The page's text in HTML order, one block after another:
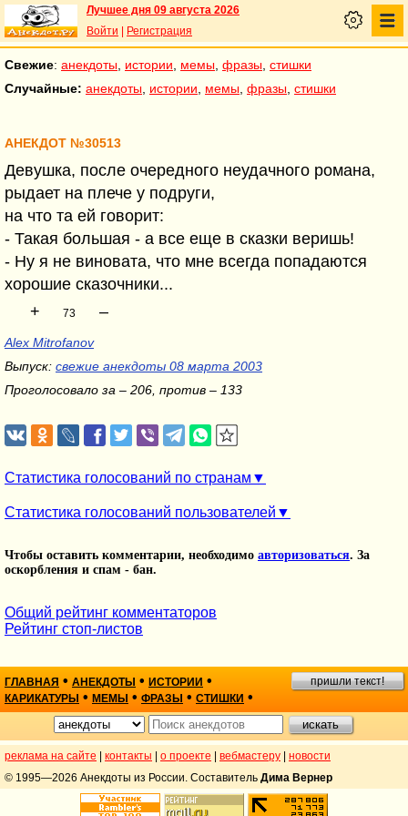
Лучшее дня 09 августа 2026
Войти
Регистрация
Свежие: анекдоты истории мемы фразы стишки
Случайные: анекдоты истории мемы фразы стишки
АНЕКДОТ №30513
Девушка, после очередного неудачного романа,
рыдает на плече у подруги,
на что та ей говорит:
- Такая большая - а все еще в сказки веришь!
- Hу я не виновата, что мне всегда попадаются
хорошие сказочники...
+
73 –
Alex Mitrofanov
Выпуск: свежие анекдоты 08 марта 2003
Проголосовало за – 206, против – 133
Статистика голосований по странам
Статистика голосований пользователей
Чтобы оставить комментарии, необходимо авторизоваться. За
оскорбления и спам - бан.
Общий рейтинг комментаторов
Рейтинг стоп-листов
ГЛАВНАЯ • АНЕКДОТЫ • ИСТОРИИ •
КАРИКАТУРЫ • МЕМЫ • ФРАЗЫ • СТИШКИ •
пришли текст!
реклама на сайте контакты о проекте вебмастеру
новости
© 1995—2026 Анекдоты из России. Составитель Дима Вернер